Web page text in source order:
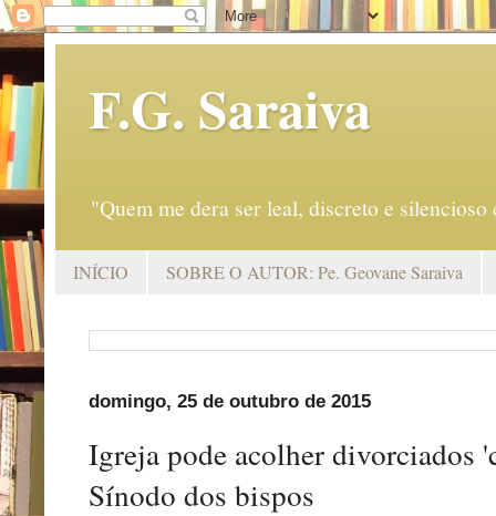
F.G. Saraiva
"Quem me dera ser leal, discreto e
INÍCIO SOBRE O AUTOR: Pe. Geovane Saraiva
domingo, 25 de outubro de 2015
Igreja pode acolher divorciados
Sínodo dos bispos